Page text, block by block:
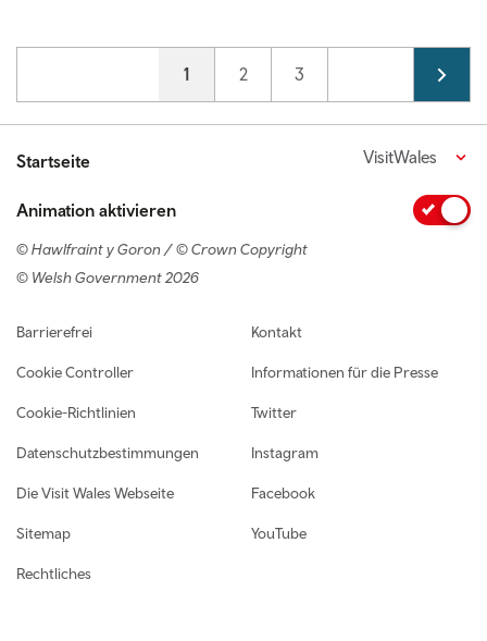
Current page
1 Page
2 Page
3
Startseite VisitWales
Animation aktivieren
© Hawlfraint y Goron / © Crown Copyright
© Welsh Government 2026
Footer navigation
Barrierefrei
Cookie Controller
Cookie-Richtlinien
Datenschutzbestimmungen
Die Visit Wales Webseite
Sitemap
Rechtliches
Kontakt
Informationen für die Presse
Twitter
Instagram
Facebook
YouTube